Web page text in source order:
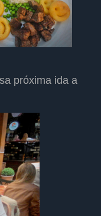
próxima ida a